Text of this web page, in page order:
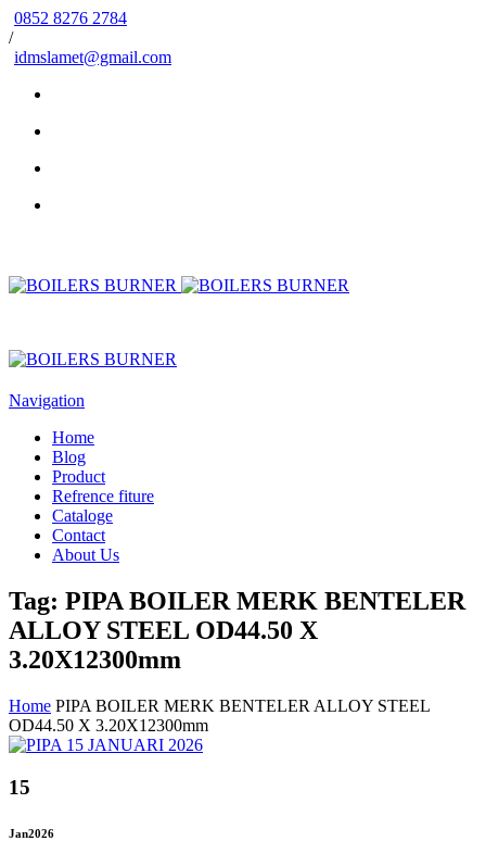
0852 8276 2784
/
idmslamet@gmail.com
Navigation
Home
Blog
Product
Refrence fiture
Cataloge
Contact
About Us
Tag: PIPA BOILER MERK BENTELER
ALLOY STEEL OD44.50 X
3.20X12300mm
Home PIPA BOILER MERK BENTELER ALLOY STEEL
OD44.50 X 3.20X12300mm
15
Jan2026